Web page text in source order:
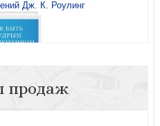
Духа. Проповеди
Сурожского
Дж. К. Роулинг
продаж